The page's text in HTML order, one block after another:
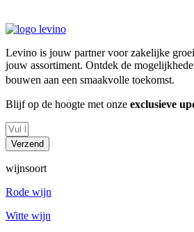
Levino is jouw partner voor zakelijke
jouw assortiment. Ontdek de
bouwen aan een smaakvolle toekomst.
Blijf op de hoogte met onze exclusieve
Verzend
wijnsoort
Rode wijn
Witte wijn